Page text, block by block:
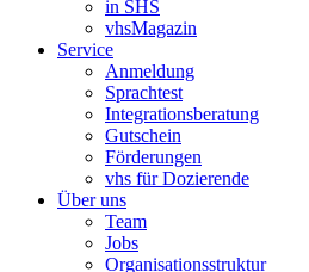
in SHS
vhsMagazin
Service
Anmeldung
Sprachtest
Integrationsberatung
Gutschein
Förderungen
vhs für Dozierende
Über uns
Team
Jobs
Organisationsstruktur